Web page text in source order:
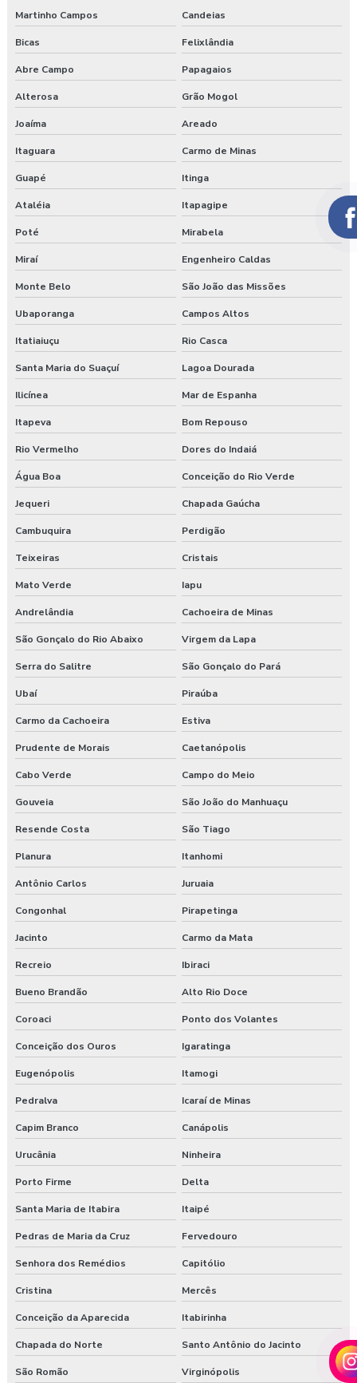
Martinho Campos Candeias
Bicas Felixlândia
Abre Campo Papagaios
Alterosa Grão Mogol
Joaíma Areado
Itaguara Carmo de Minas
Guapé Itinga
Ataléia Itapagipe
Poté Mirabela
Miraí Engenheiro Caldas
Monte Belo São João das Missões
Ubaporanga Campos Altos
Itatiaiuçu Rio Casca
Santa Maria do Suaçuí Lagoa Dourada
Ilicínea Mar de Espanha
Itapeva Bom Repouso
Rio Vermelho Dores do Indaiá
Água Boa Conceição do Rio Verde
Jequeri Chapada Gaúcha
Cambuquira Perdigão
Teixeiras Cristais
Mato Verde Iapu
Andrelândia Cachoeira de Minas
São Gonçalo do Rio Abaixo Virgem da Lapa
Serra do Salitre São Gonçalo do Pará
Ubaí Piraúba
Carmo da Cachoeira Estiva
Prudente de Morais Caetanópolis
Cabo Verde Campo do Meio
Gouveia São João do Manhuaçu
Resende Costa São Tiago
Planura Itanhomi
Antônio Carlos Juruaia
Congonhal Pirapetinga
Jacinto Carmo da Mata
Recreio Ibiraci
Bueno Brandão Alto Rio Doce
Coroaci Ponto dos Volantes
Conceição dos Ouros Igaratinga
Eugenópolis Itamogi
Pedralva Icaraí de Minas
Capim Branco Canápolis
Urucânia Ninheira
Porto Firme Delta
Santa Maria de Itabira Itaipé
Pedras de Maria da Cruz Fervedouro
Senhora dos Remédios Capitólio
Cristina Mercês
Conceição da Aparecida Itabirinha
Chapada do Norte Santo Antônio do Jacinto
São Romão Virginópolis